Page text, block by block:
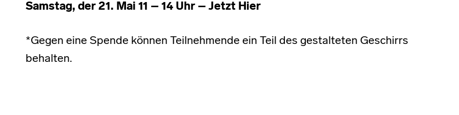
Samstag, der 21. Mai 11 – 14 Uhr – Jetzt Hier
*Gegen eine Spende können Teilnehmende ein Teil des gestalteten Geschirrs
behalten.